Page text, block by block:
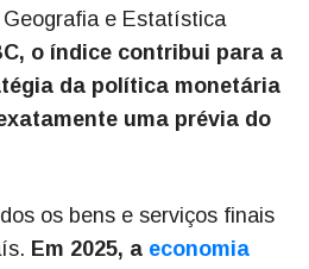
Geografia e Estatística
o índice contribui para a
da política monetária
uma prévia do
os bens e serviços finais
Em 2025, a economia